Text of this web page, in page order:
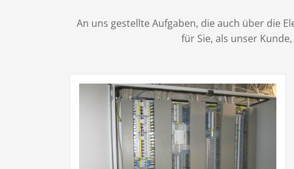
An uns gestellte Aufgaben, die auch über die
für Sie, als unser